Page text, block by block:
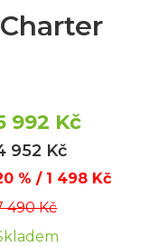
992 Kč
952 Kč
% / 1 498 Kč
490 Kč